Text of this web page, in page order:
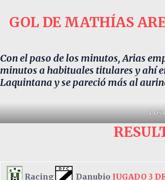
GOL DE MATHÍAS
Con el paso de los minutos, Arias
minutos a habituales titulares y ahí
Laquintana y se pareció más al
LOS
Racing Danubio JUGADO 3